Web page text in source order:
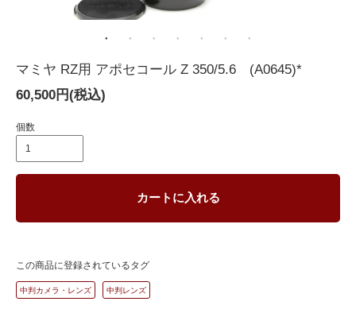
マミヤ RZ用 アポセコール Z 350/5.6 (A0645)*
60,500円(税込)
個数
カートに入れる
この商品に登録されているタグ
中判カメラ・レンズ 中判レンズ